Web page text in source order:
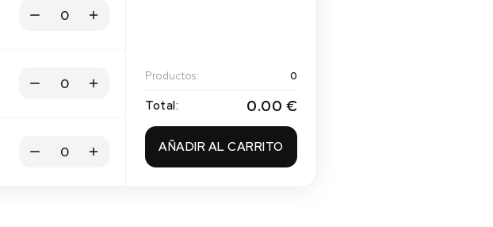
Productos: 0
Total: 0.00 €
AÑADIR AL CARRITO